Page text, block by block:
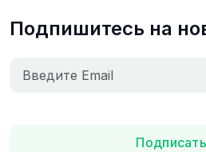
Подпишитесь на